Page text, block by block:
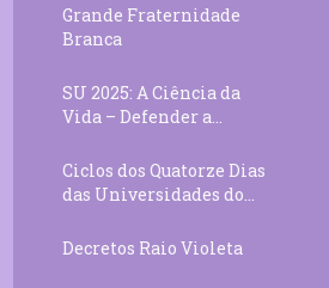
Grande Fraternidade
Branca
SU 2025: A Ciência da
Vida – Defender a...
Ciclos dos Quatorze Dias
das Universidades do...
Decretos Raio Violeta